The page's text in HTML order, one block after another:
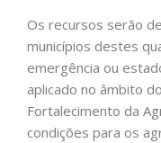
Os recursos serão
municípios destes
emergência ou
aplicado no âmbito
Fortalecimento da
condições para os